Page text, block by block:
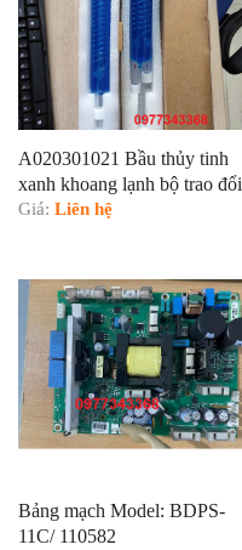
A020301021 Bầu thủy tinh
xanh khoang lạnh bộ trao đổi
nhiệt
Giá: Liên hệ
Bảng mạch Model: BDPS-
11C/ 110582